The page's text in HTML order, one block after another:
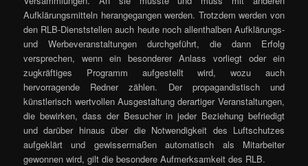
Aufklärungsmitteln herangegangen werden. Trotzdem werden von
den RLB-Dienststellen auch heute noch allenthalben Aufklärungs-
und Werbeveranstaltungen durchgeführt, die dann Erfolg
versprechen, wenn ein besonderer Anlass vorliegt oder ein
zugkräftiges Programm aufgestellt wird, wozu auch
hervorragende Redner zählen. Der propagandistisch und
künstlerisch wertvollen Ausgestaltung derartiger Veranstaltungen,
die bewirken, dass der Besucher in jeder Beziehung befriedigt
und darüber hinaus über die Notwendigkeit des Luftschutzes
aufgeklärt und gewissermaßen automatisch als Mitarbeiter
gewonnen wird, gilt die besondere Aufmerksamkeit des RLB.